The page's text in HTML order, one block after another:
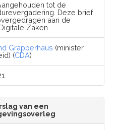
tot de
Deze brief
aan de
Zaken.
Grapperhaus (minister
(CDA)
van een